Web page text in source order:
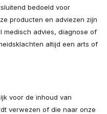
bedoeld voor
producten en adviezen zijn
medisch advies, diagnose of
altijd een arts of
voor de inhoud van
verwezen of die naar onze